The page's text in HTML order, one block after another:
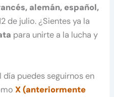
alemán, español,
de julio. ¿Sientes ya la
para unirte a la lucha y
día puedes seguirnos en
X (anteriormente